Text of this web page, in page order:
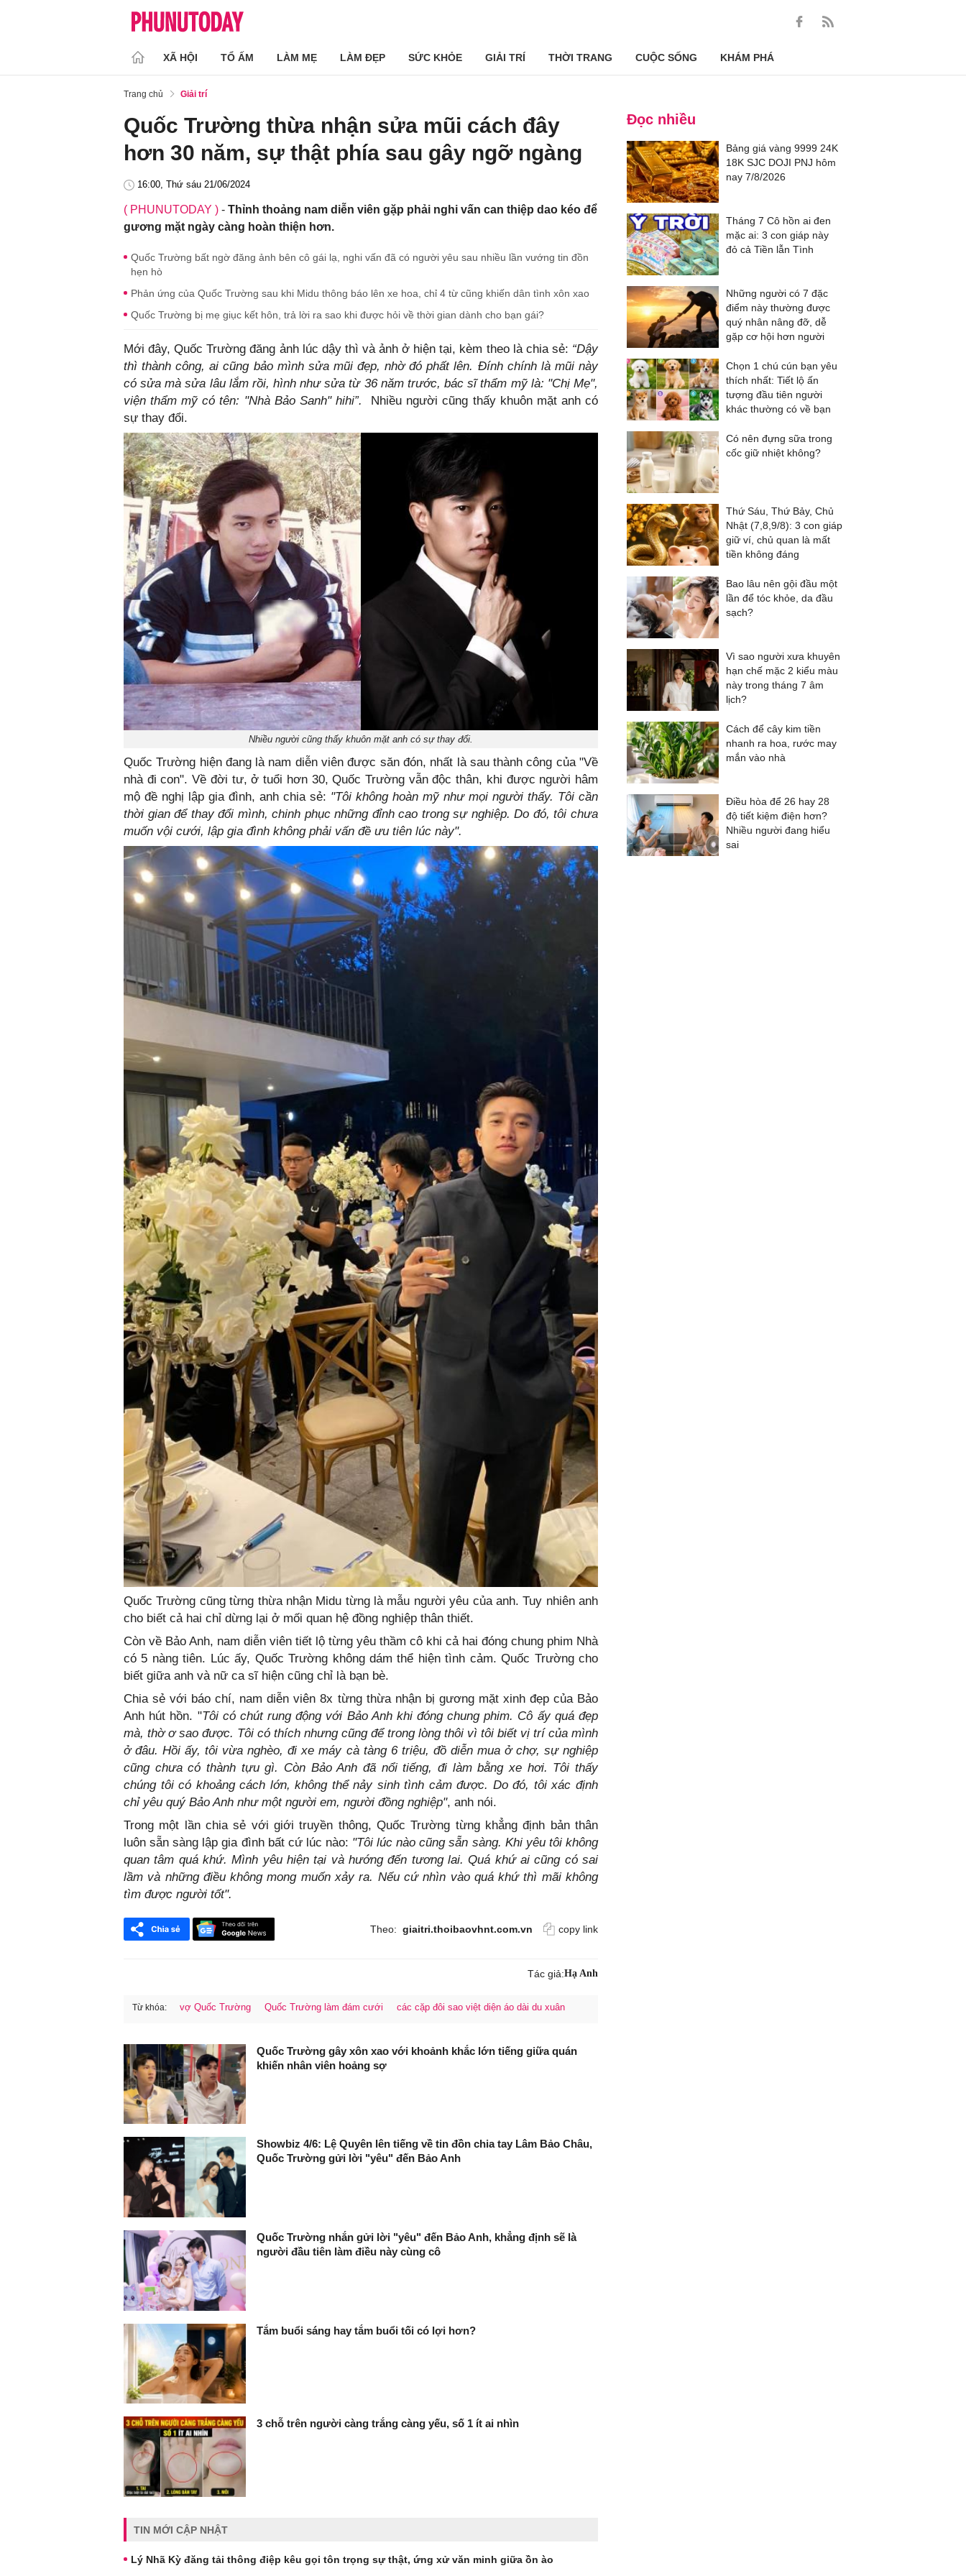
XÃ HỘI TỔ ẤM LÀM MẸ LÀM ĐẸP SỨC KHỎE GIẢI TRÍ THỜI TRANG CUỘC SỐNG KHÁM PHÁ
Trang chủ Giải trí
Quốc Trường thừa nhận sửa mũi cách đây
hơn 30 năm, sự thật phía sau gây ngỡ ngàng
16:00, Thứ sáu 21/06/2024
( PHUNUTODAY ) - Thỉnh thoảng nam diễn viên gặp phải nghi vấn can thiệp dao kéo để
gương mặt ngày càng hoàn thiện hơn.
Quốc Trường bất ngờ đăng ảnh bên cô gái lạ, nghi vấn đã có người yêu sau nhiều lần vướng tin đồn
hẹn hò
Phản ứng của Quốc Trường sau khi Midu thông báo lên xe hoa, chỉ 4 từ cũng khiến dân tình xôn xao
Quốc Trường bị mẹ giục kết hôn, trả lời ra sao khi được hỏi về thời gian dành cho bạn gái?
Mới đây, Quốc Trường đăng ảnh lúc dậy thì và ảnh ở hiện tại, kèm theo là chia sẻ: “Dậy
thì thành công, ai cũng bảo mình sửa mũi đẹp, nhờ đó phất lên. Đính chính là mũi này
có sửa mà sửa lâu lắm rồi, hình như sửa từ 36 năm trước, bác sĩ thẩm mỹ là: "Chị Mẹ",
viện thẩm mỹ có tên: "Nhà Bảo Sanh" hihi”.
Nhiều người cũng thấy khuôn mặt anh có
sự thay đổi.
Nhiều người cũng thấy khuôn mặt anh có sự thay đổi.
Quốc Trường hiện đang là nam diễn viên được săn đón, nhất là sau thành công của "Về
nhà đi con". Về đời tư, ở tuổi hơn 30, Quốc Trường vẫn độc thân, khi được người hâm
mộ đề nghị lập gia đình, anh chia sẻ: "Tôi không hoàn mỹ như mọi người thấy. Tôi cần
thời gian để thay đổi mình, chinh phục những đỉnh cao trong sự nghiệp. Do đó, tôi chưa
muốn vội cưới, lập gia đình không phải vấn đề ưu tiên lúc này".
Quốc Trường cũng từng thừa nhận Midu từng là mẫu người yêu của anh. Tuy nhiên anh
cho biết cả hai chỉ dừng lại ở mối quan hệ đồng nghiệp thân thiết.
Còn về Bảo Anh, nam diễn viên tiết lộ từng yêu thầm cô khi cả hai đóng chung phim Nhà
có 5 nàng tiên. Lúc ấy, Quốc Trường không dám thể hiện tình cảm. Quốc Trường cho
biết giữa anh và nữ ca sĩ hiện cũng chỉ là bạn bè.
Chia sẻ với báo chí, nam diễn viên 8x từng thừa nhận bị gương mặt xinh đẹp của Bảo
Anh hút hồn. "Tôi có chút rung động với Bảo Anh khi đóng chung phim. Cô ấy quá đẹp
mà, thờ ơ sao được. Tôi có thích nhưng cũng để trong lòng thôi vì tôi biết vị trí của mình
ở đâu. Hồi ấy, tôi vừa nghèo, đi xe máy cà tàng 6 triệu, đồ diễn mua ở chợ, sự nghiệp
cũng chưa có thành tựu gì. Còn Bảo Anh đã nổi tiếng, đi làm bằng xe hơi. Tôi thấy
chúng tôi có khoảng cách lớn, không thể nảy sinh tình cảm được. Do đó, tôi xác định
chỉ yêu quý Bảo Anh như một người em, người đồng nghiệp", anh nói.
Trong một lần chia sẻ với giới truyền thông, Quốc Trường từng khẳng định bản thân
luôn sẵn sàng lập gia đình bất cứ lúc nào: "Tôi lúc nào cũng sẵn sàng. Khi yêu tôi không
quan tâm quá khứ. Mình yêu hiện tại và hướng đến tương lai. Quá khứ ai cũng có sai
lầm và những điều không mong muốn xảy ra. Nếu cứ nhìn vào quá khứ thì mãi không
tìm được người tốt".
Theo: giaitri.thoibaovhnt.com.vn copy link
Tác giả:Hạ Anh
Từ khóa: vợ Quốc Trường Quốc Trường làm đám cưới các cặp đôi sao việt diện áo dài du xuân
Quốc Trường gây xôn xao với khoảnh khắc lớn tiếng giữa quán
khiến nhân viên hoảng sợ
Showbiz 4/6: Lệ Quyên lên tiếng về tin đồn chia tay Lâm Bảo Châu,
Quốc Trường gửi lời "yêu" đến Bảo Anh
Quốc Trường nhắn gửi lời "yêu" đến Bảo Anh, khẳng định sẽ là
người đầu tiên làm điều này cùng cô
Tắm buổi sáng hay tắm buổi tối có lợi hơn?
3 chỗ trên người càng trắng càng yếu, số 1 ít ai nhìn
TIN MỚI CẬP NHẬT
Lý Nhã Kỳ đăng tải thông điệp kêu gọi tôn trọng sự thật, ứng xử văn minh giữa ồn ào
Đọc nhiều
Bảng giá vàng 9999 24K
18K SJC DOJI PNJ hôm
nay 7/8/2026
Tháng 7 Cô hồn ai đen
mặc ai: 3 con giáp này
đỏ cả Tiền lẫn Tình
Những người có 7 đặc
điểm này thường được
quý nhân nâng đỡ, dễ
gặp cơ hội hơn người
Chọn 1 chú cún bạn yêu
thích nhất: Tiết lộ ấn
tượng đầu tiên người
khác thường có về bạn
Có nên đựng sữa trong
cốc giữ nhiệt không?
Thứ Sáu, Thứ Bảy, Chủ
Nhật (7,8,9/8): 3 con giáp
giữ ví, chủ quan là mất
tiền không đáng
Bao lâu nên gội đầu một
lần để tóc khỏe, da đầu
sạch?
Vì sao người xưa khuyên
hạn chế mặc 2 kiểu màu
này trong tháng 7 âm
lịch?
Cách để cây kim tiền
nhanh ra hoa, rước may
mắn vào nhà
Điều hòa để 26 hay 28
độ tiết kiệm điện hơn?
Nhiều người đang hiểu
sai